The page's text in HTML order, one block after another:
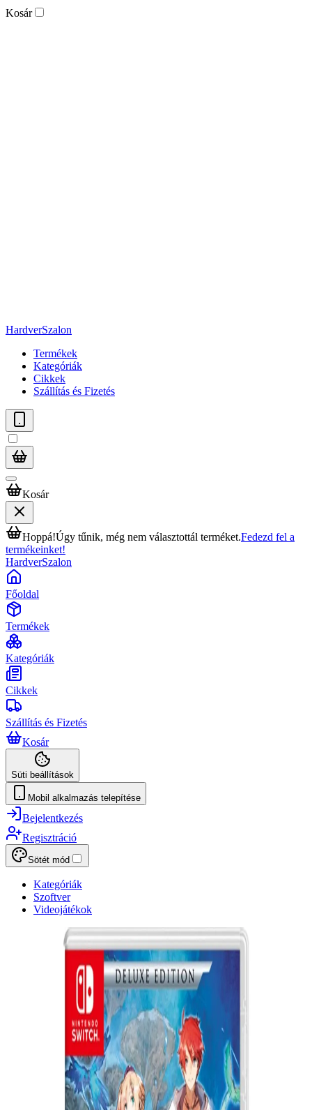
Kosár
HardverSzalon
Termékek
Kategóriák
Cikkek
Szállítás és Fizetés
Kosár
Hoppá!Úgy tűnik, még nem választottál terméket.Fedezd fel a
termékeinket!
HardverSzalon
Főoldal
Termékek
Kategóriák
Cikkek
Szállítás és Fizetés
Kosár
Süti beállítások
Mobil alkalmazás telepítése
Bejelentkezés
Regisztráció
Sötét mód
Kategóriák
Szoftver
Videojátékok